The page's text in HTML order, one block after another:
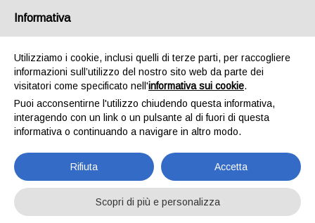
Pieracci Nicola
Pieracci Nicola
Informativa
Utilizziamo i cookie, inclusi quelli di terze parti, per raccogliere
informazioni sull’utilizzo del nostro sito web da parte dei
visitatori come specificato nell'informativa sui cookie.
Puoi acconsentirne l'utilizzo chiudendo questa informativa,
interagendo con un link o un pulsante al di fuori di questa
informativa o continuando a navigare in altro modo.
Rifiuta Accetta
Scopri di più e personalizza